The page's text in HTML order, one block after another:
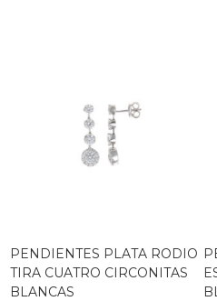
PENDIENTES PLATA RODIO
TIRA CUATRO CIRCONITAS
BLANCAS